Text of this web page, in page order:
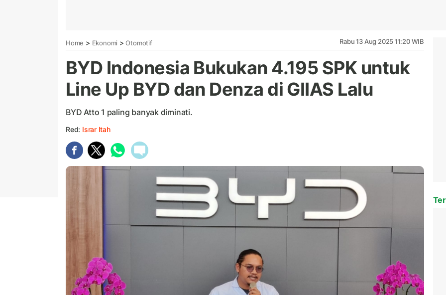
Home > Ekonomi > Otomotif Rabu 13 Aug 2025 11:20 WIB
BYD Indonesia Bukukan 4.195 SPK untuk
Line Up BYD dan Denza di GIIAS Lalu
BYD Atto 1 paling banyak diminati.
Red: Israr Itah